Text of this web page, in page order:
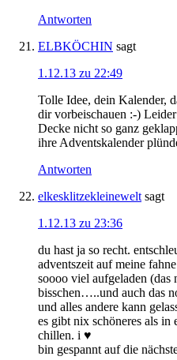
Antworten
ELBKÖCHIN sagt
1.12.13 zu 22:49
Tolle Idee, dein Kalender,
dir vorbeischauen :-)
Decke nicht so ganz
ihre Adventskalender
Antworten
elkesklitzekleinewelt sagt
1.12.13 zu 23:36
du hast ja so recht.
adventszeit auf meine
soooo viel aufgeladen (das
bisschen…..und auch das
und alles andere kann
es gibt nix schöneres als in
chillen. i ♥
bin gespannt auf die